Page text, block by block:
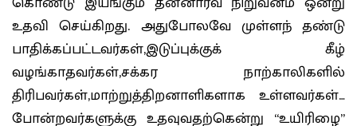
உதவி செய்கிறது. அதுபோலவே முள்ளந் தண்டு
பாதிக்கப்பட்டவர்கள்,இடுப்புக்குக் கீழ்
வழங்காதவர்கள்,சக்கர நாற்காலிகளில்
திரிபவர்கள்,மாற்றுத்திறனாளிகளாக உள்ளவர்கள்…
போன்றவர்களுக்கு உதவுவதற்கென்று “உயிரிழை”